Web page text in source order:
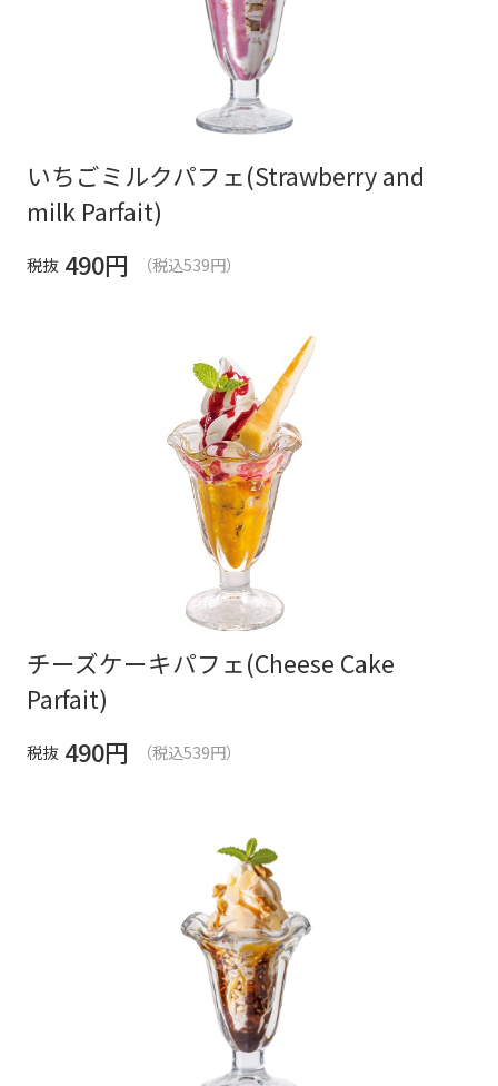
いちごミルクパフェ(Strawberry and
milk Parfait)
税抜 490円 （税込539円）
チーズケーキパフェ(Cheese Cake
Parfait)
税抜 490円 （税込539円）